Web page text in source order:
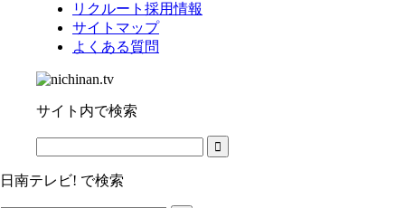
リクルート採用情報
サイトマップ
よくある質問
サイト内で検索
日南テレビ! で検索